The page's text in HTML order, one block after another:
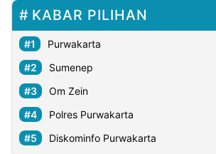
KABAR PILIHAN
Purwakarta
Sumenep
Om Zein
Polres Purwakarta
Diskominfo Purwakarta